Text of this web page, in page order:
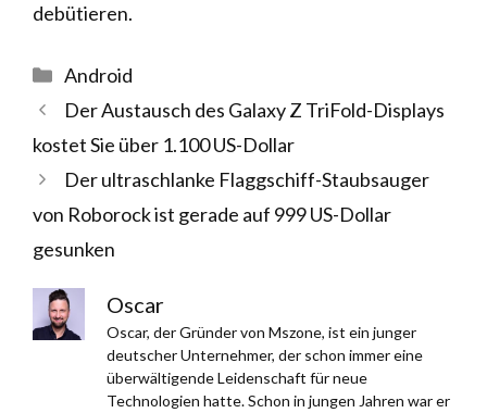
debütieren.
Kategorien
Android
Der Austausch des Galaxy Z TriFold-Displays
kostet Sie über 1.100 US-Dollar
Der ultraschlanke Flaggschiff-Staubsauger
von Roborock ist gerade auf 999 US-Dollar
gesunken
Oscar
Oscar, der Gründer von Mszone, ist ein junger
deutscher Unternehmer, der schon immer eine
überwältigende Leidenschaft für neue
Technologien hatte. Schon in jungen Jahren war er